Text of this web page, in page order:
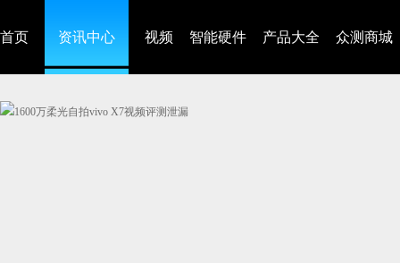
首页 资讯中心 视频 智能硬件 产品大全 众测商城